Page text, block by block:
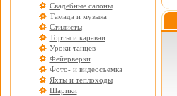
Свадебные салоны
Тамада и музыка
Стилисты
Торты и караваи
Уроки танцев
Фейерверки
Фото- и видеосъемка
Яхты и теплоходы
Шарики